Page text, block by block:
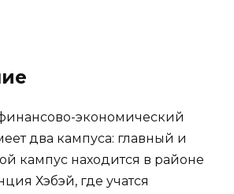
экономический
два кампуса: главный и
кампус находится в районе
Хэбэй, где учатся